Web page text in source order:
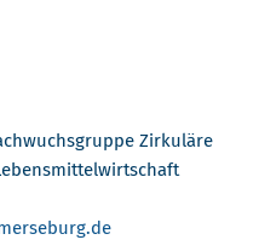
Zirkuläre